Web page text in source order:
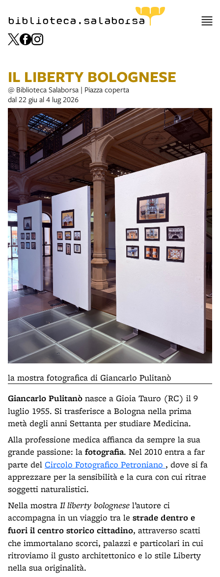
biblioteca.salaborsa
IL LIBERTY BOLOGNESE
@ Biblioteca Salaborsa | Piazza coperta
dal 22 giu al 4 lug 2026
la mostra fotografica di Giancarlo Pulitanò
Giancarlo Pulitanò nasce a Gioia Tauro (RC) il 9
luglio 1955. Si trasferisce a Bologna nella prima
metà degli anni Settanta per studiare Medicina.
Alla professione medica affianca da sempre la sua
grande passione: la fotografia. Nel 2010 entra a far
parte del Circolo Fotografico Petroniano , dove si fa
apprezzare per la sensibilità e la cura con cui ritrae
soggetti naturalistici.
Nella mostra Il liberty bolognese l’autore ci
accompagna in un viaggio tra le strade dentro e
fuori il centro storico cittadino, attraverso scatti
che immortalano scorci, palazzi e particolari in cui
ritroviamo il gusto architettonico e lo stile Liberty
nella sua originalità.